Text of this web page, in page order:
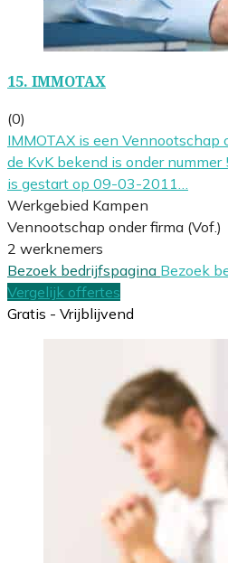
15. IMMOTAX
(0)
IMMOTAX is een Vennootschap
de KvK bekend is onder
is gestart op 09-03-2011…
Werkgebied Kampen
Vennootschap onder firma (Vof.)
2 werknemers
Bezoek bedrijfspagina Bezoek
Vergelijk offertes
Gratis - Vrijblijvend